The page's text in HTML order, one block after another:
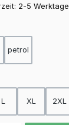
2-5 Werktage
petrol
L XL 2XL